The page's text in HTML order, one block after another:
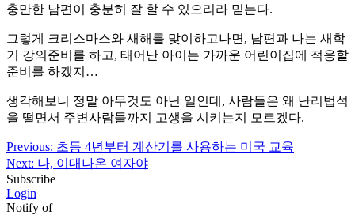
충만한 남편이 충분히 잘 할 수 있으리라 믿는다.
그렇게 크리스마스와 새해를 맞이하고나면, 남편과 나는 새학
기 강의준비를 하고, 태어난 아이는 가까운 어린이집에 적응할
준비를 하겠지…
생각해보니 정말 아무것도 아닌 일인데, 사람들은 왜 난리법석
을 떨면서 주변사람들까지 고생을 시키는지 모르겠다.
Post
navigation
Previous: 초등 4년부터 계산기를 사용하는 미국 교육
Next: 나, 이대나온 여자야
Subscribe
Login
Notify of